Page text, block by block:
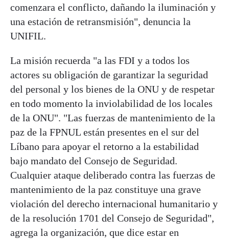
comenzara el conflicto, dañando la iluminación y
una estación de retransmisión", denuncia la
UNIFIL.
La misión recuerda "a las FDI y a todos los
actores su obligación de garantizar la seguridad
del personal y los bienes de la ONU y de respetar
en todo momento la inviolabilidad de los locales
de la ONU". "Las fuerzas de mantenimiento de la
paz de la FPNUL están presentes en el sur del
Líbano para apoyar el retorno a la estabilidad
bajo mandato del Consejo de Seguridad.
Cualquier ataque deliberado contra las fuerzas de
mantenimiento de la paz constituye una grave
violación del derecho internacional humanitario y
de la resolución 1701 del Consejo de Seguridad",
agrega la organización, que dice estar en